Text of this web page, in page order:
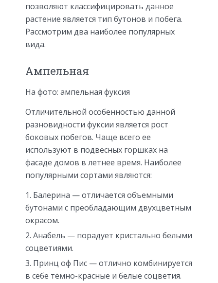
позволяют классифицировать данное
растение является тип бутонов и побега.
Рассмотрим два наиболее популярных
вида.
Ампельная
На фото: ампельная фуксия
Отличительной особенностью данной
разновидности фуксии является рост
боковых побегов. Чаще всего ее
используют в подвесных горшках на
фасаде домов в летнее время. Наиболее
популярными сортами являются:
Балерина — отличается объемными
бутонами с преобладающим двухцветным
окрасом.
Анабель — порадует кристально белыми
соцветиями.
Принц оф Пис — отлично комбинируется
в себе тёмно-красные и белые соцветия.